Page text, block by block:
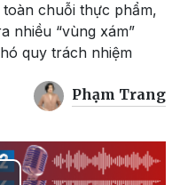
chuỗi thực phẩm,
nhiều “vùng xám”
quy trách nhiệm
Phạm Trang